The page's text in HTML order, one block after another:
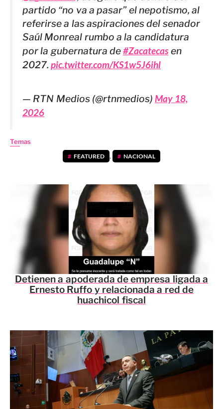
partido “no va a pasar” el nepotismo, al
referirse a las aspiraciones del senador
Saúl Monreal rumbo a la candidatura
por la gubernatura de#Zacatecasen
2027.pic.twitter.com/KS1w5J6ihl
— RTN Medios (@rtnmedios)May 18,
2026
Temas
FEATURED , NACIONAL
Detienen a apoderada de empresa ligada a
Ernesto Ruffo y relacionada a red de
huachicol fiscal